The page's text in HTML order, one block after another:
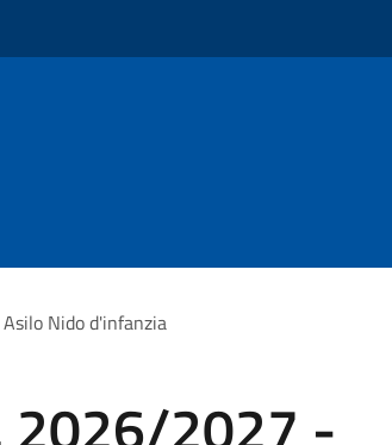
Nido d'infanzia